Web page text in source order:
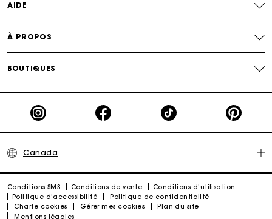
AIDE
À PROPOS
BOUTIQUES
Canada
Conditions SMS Conditions de vente
Conditions d'utilisation
Politique d'accessibilité
Politique de confidentialité
Charte cookies
Gérer mes cookies
Plan du site
Mentions légales